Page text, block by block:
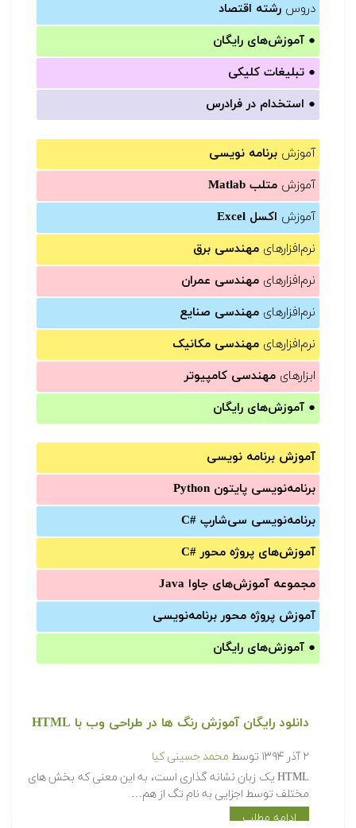
دروس رشته اقتصاد
● آموزش‌های رایگان
● تبلیغات کلیکی
● استخدام در فرادرس
آموزش برنامه نویسی
آموزش متلب Matlab
آموزش اکسل Excel
نرم‌افزارهای مهندسی برق
نرم‌افزارهای مهندسی عمران
نرم‌افزارهای مهندسی صنایع
نرم‌افزارهای مهندسی مکانیک
ابزارهای مهندسی کامپیوتر
● آموزش‌های رایگان
آموزش برنامه نویسی
برنامه‌نویسی پایتون Python
برنامه‌‌نویسی سی‌شارپ C#‎
آموزش‌های پروژه محور #C
مجموعه آموزش‌های جاوا Java
آموزش‌ پروژه محور برنامه‌نویسی
● آموزش‌های رایگان
دانلود رایگان آموزش رنگ ها در طراحی وب با HTML
۲ آذر ۱۳۹۴ توسط محمد حسینی کیا
HTML یک زبان نشانه گذاری است، به این معنی که بخش های
مختلف توسط اجزایی به نام تگ از هم…
ادامه مطلب